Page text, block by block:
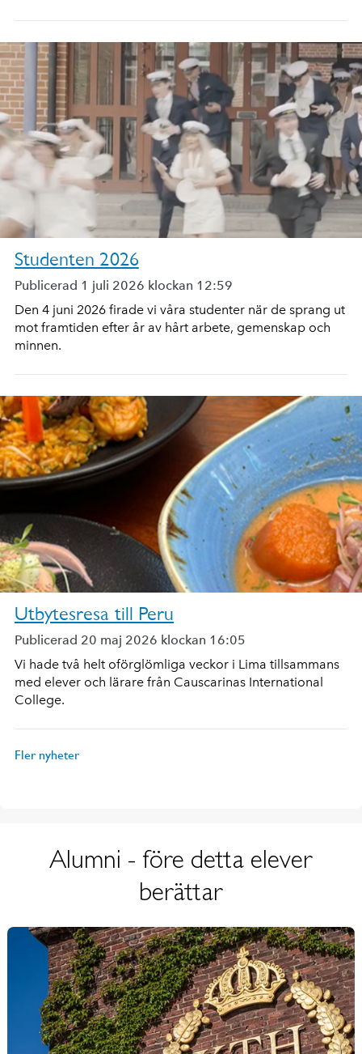
Studenten 2026
Publicerad 1 juli 2026 klockan 12:59
Den 4 juni 2026 firade vi våra studenter när de sprang ut
mot framtiden efter år av hårt arbete, gemenskap och
minnen.
Utbytesresa till Peru
Publicerad 20 maj 2026 klockan 16:05
Vi hade två helt oförglömliga veckor i Lima tillsammans
med elever och lärare från Causcarinas International
College.
Fler nyheter
Alumni - före detta elever
berättar